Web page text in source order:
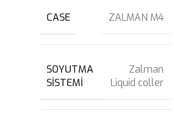
CASE ZALMAN M4
SOYUTMA
SISTEMI
Zalman
Liquid coller